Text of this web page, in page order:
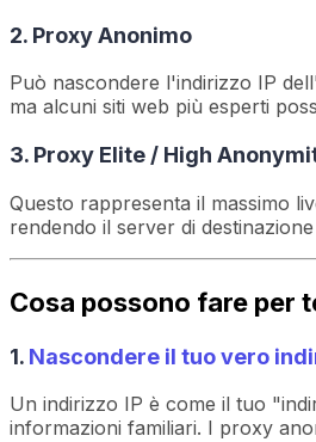
2. Proxy Anonimo
Può nascondere l'indirizzo IP
ma alcuni siti web più esperti
3. Proxy Elite / High
Questo rappresenta il massimo
rendendo il server di
Cosa possono fare per
1. Nascondere il tuo vero
Un indirizzo IP è come il tuo
informazioni familiari. I proxy